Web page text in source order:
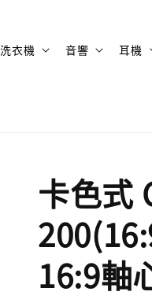
洗衣機 音響 耳機
卡色式
16:9軸